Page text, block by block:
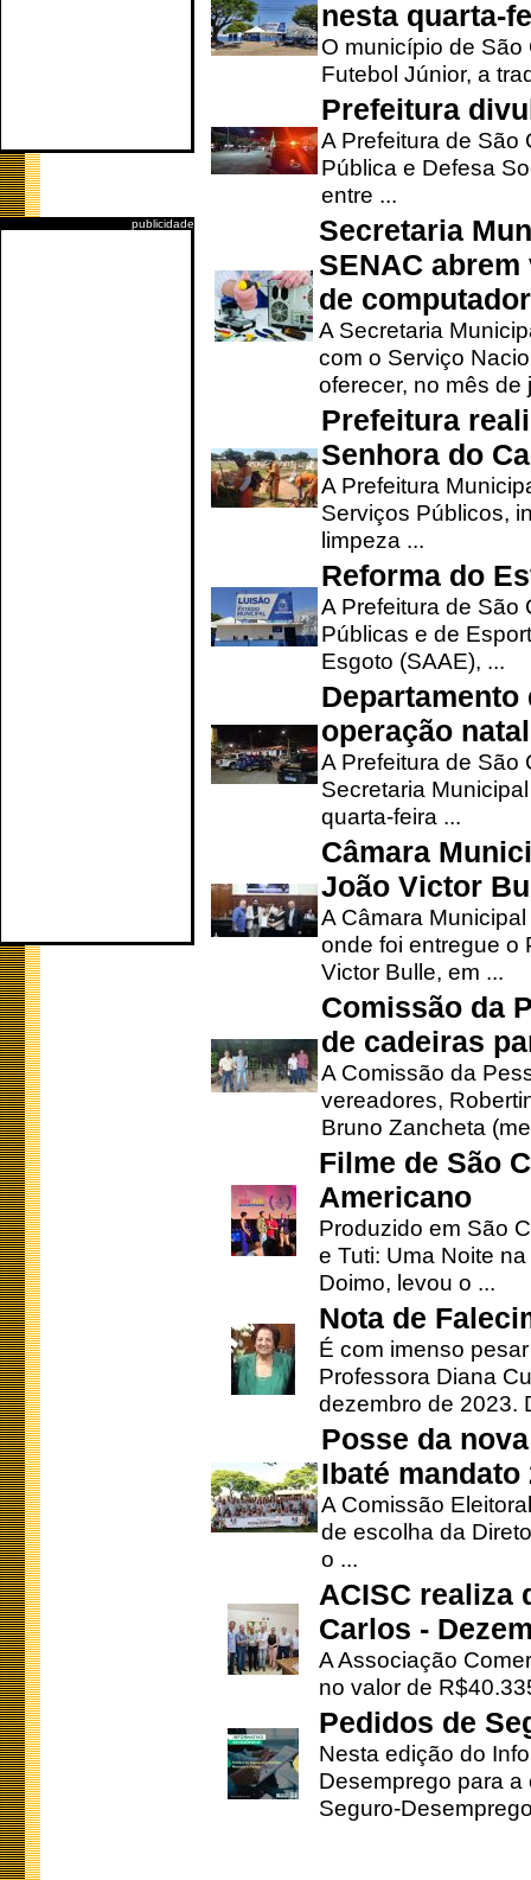
publicidade
nesta quarta-
O município de
Futebol Júnior, a
Prefeitura
A Prefeitura de São
Pública e Defesa
entre ...
Secretaria
SENAC
de
A Secretaria
com o Serviço
oferecer, no mês de
Prefeitura
Senhora do
A Prefeitura
Serviços Públicos,
limpeza ...
Reforma do
A Prefeitura de São
Públicas e de
Esgoto (SAAE), ...
operação
A Prefeitura de São
Secretaria
quarta-feira ...
Câmara
João Victor
A Câmara
onde foi entregue o
Victor Bulle, em ...
Comissão da
de cadeiras
A Comissão da
vereadores,
Bruno Zancheta
Filme de São
Americano
Produzido em São
e Tuti: Uma Noite
Doimo, levou o ...
Nota de
É com imenso
Professora Diana
dezembro de 2023.
Posse da
Ibaté mandato
A Comissão
de escolha da
o ...
ACISC realiza
Carlos -
A Associação
no valor de
Pedidos de
Nesta edição do
Desemprego para
Seguro-